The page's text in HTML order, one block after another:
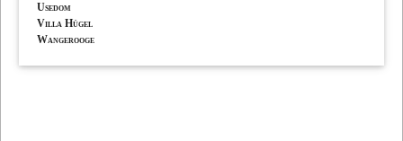
Usedom
Villa Hügel
Wangerooge